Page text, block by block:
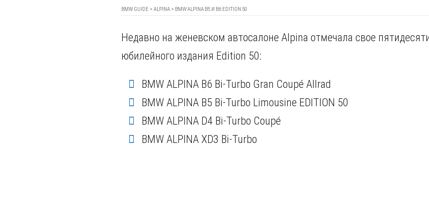
BMW GUIDE> ALPINA> BMW ALPINA B5 И B6 EDITION 50
Недавно на женевском автосалоне Alpina отмечала свое
юбилейного издания Edition 50:
BMW ALPINA B6 Bi-Turbo Gran Coupé Allrad
BMW ALPINA B5 Bi-Turbo Limousine EDITION 50
BMW ALPINA D4 Bi-Turbo Coupé
BMW ALPINA XD3 Bi-Turbo